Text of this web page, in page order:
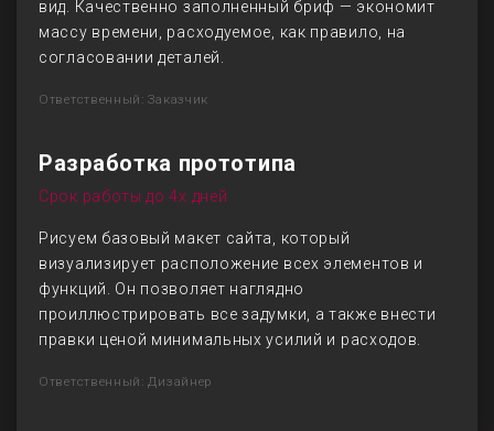
вид. Качественно заполненный бриф — экономит
массу времени, расходуемое, как правило, на
согласовании деталей.
Ответственный: Заказчик
Разработка прототипа
Срок работы до 4х дней
Рисуем базовый макет сайта, который
визуализирует расположение всех элементов и
функций. Он позволяет наглядно
проиллюстрировать все задумки, а также внести
правки ценой минимальных усилий и расходов.
Ответственный: Дизайнер